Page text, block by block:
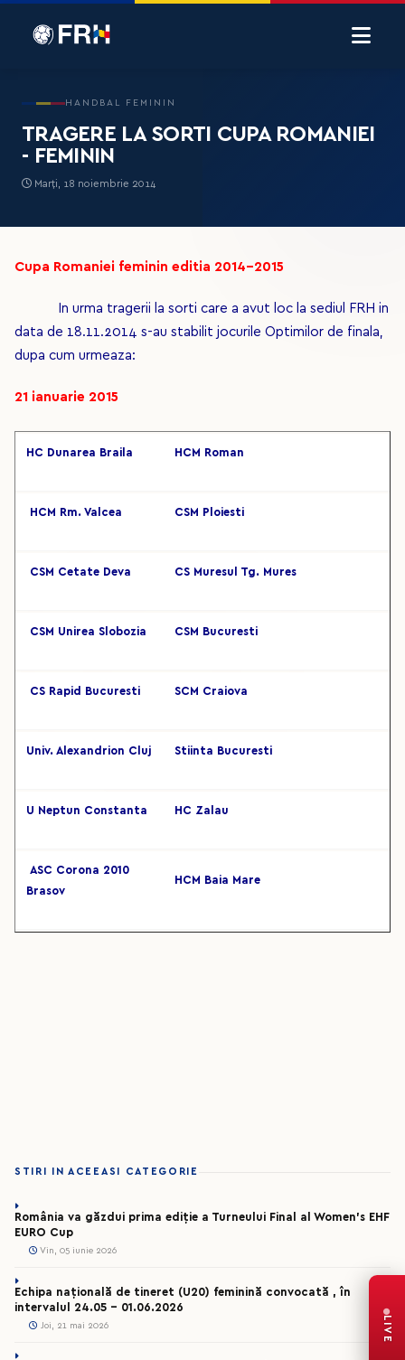
HANDBAL FEMININ
TRAGERE LA SORTI CUPA ROMANIEI
- FEMININ
Marți, 18 noiembrie 2014
Cupa Romaniei feminin editia 2014-2015
In urma tragerii la sorti care a avut loc la sediul FRH in
data de 18.11.2014 s-au stabilit jocurile Optimilor de finala,
dupa cum urmeaza:
21 ianuarie 2015
HC Dunarea Braila HCM Roman
HCM Rm. Valcea CSM Ploiesti
CSM Cetate Deva CS Muresul Tg. Mures
CSM Unirea Slobozia CSM Bucuresti
CS Rapid Bucuresti SCM Craiova
Univ. Alexandrion Cluj Stiinta Bucuresti
U Neptun Constanta HC Zalau
ASC Corona 2010
Brasov
HCM Baia Mare
STIRI IN ACEEASI CATEGORIE
România va găzdui prima ediție a Turneului Final al Women’s EHF
EURO Cup
Vin, 05 iunie 2026
Echipa națională de tineret (U20) feminină convocată , în
intervalul 24.05 – 01.06.2026
Joi, 21 mai 2026 LIVE